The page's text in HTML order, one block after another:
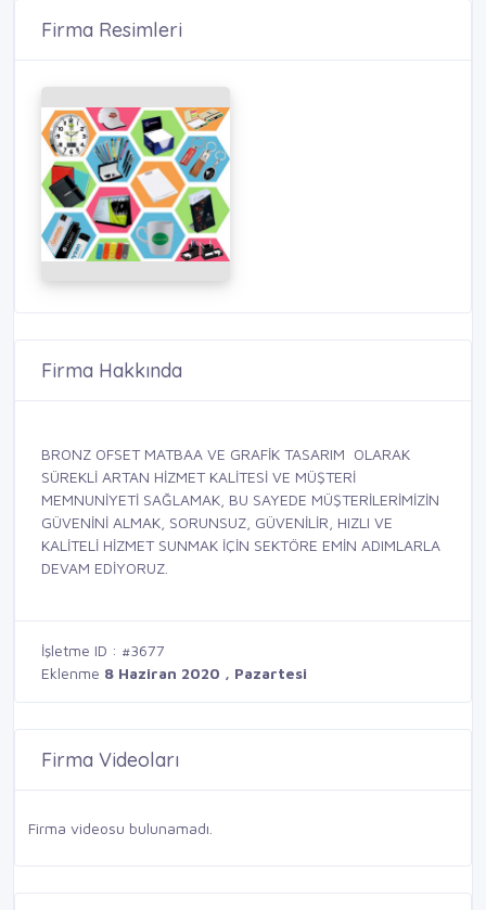
Firma Resimleri
Firma Hakkında
BRONZ OFSET MATBAA VE GRAFİK TASARIM OLARAK
SÜREKLİ ARTAN HİZMET KALİTESİ VE MÜŞTERİ
MEMNUNİYETİ SAĞLAMAK, BU SAYEDE MÜŞTERİLERİMİZİN
GÜVENİNİ ALMAK, SORUNSUZ, GÜVENİLİR, HIZLI VE
KALİTELİ HİZMET SUNMAK İÇİN SEKTÖRE EMİN ADIMLARLA
DEVAM EDİYORUZ.
İşletme ID : #3677
Eklenme 8 Haziran 2020 , Pazartesi
Firma Videoları
Firma videosu bulunamadı.